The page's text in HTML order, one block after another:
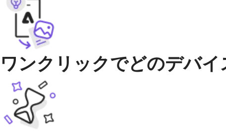
ワンクリックでどのデバ